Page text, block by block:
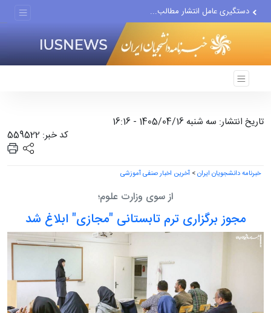
دستگیری عامل انتشار مطالب...
ضربه مغزی بیش از ۷۰۰ نظامی...
تاریخ انتشار: سه شنبه 1405/04/16 - 16:16
کد خبر: 559522
خبرنامه دانشجویان ایران> آخرین اخبار صنفی آموزشی
از سوی وزارت علوم؛
مجوز برگزاری ترم تابستانی "مجازی" ابلاغ شد